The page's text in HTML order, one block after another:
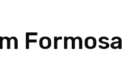
Formosa